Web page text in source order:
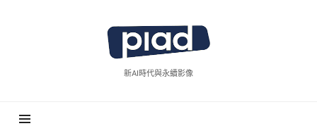
piad
拍
新AI時代與永續影像